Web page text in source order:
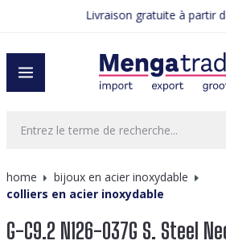
Livraison gratuite à partir
home
bijoux en acier inoxydable
colliers en acier inoxydable
G-C9.2 N126-037G S. Steel